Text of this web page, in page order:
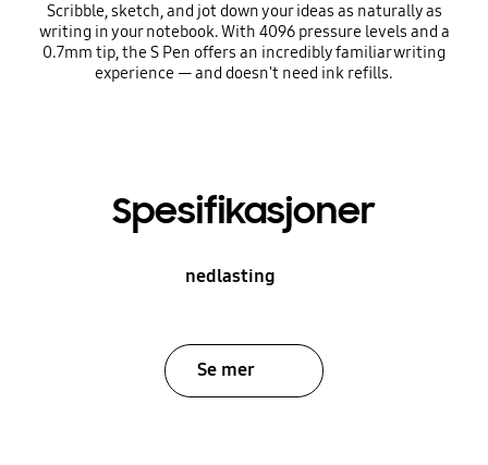
Scribble, sketch, and jot down your ideas as naturally as
writing in your notebook. With 4096 pressure levels and a
0.7mm tip, the S Pen offers an incredibly familiar writing
experience — and doesn't need ink refills.
Spesifikasjoner
nedlasting
Se mer